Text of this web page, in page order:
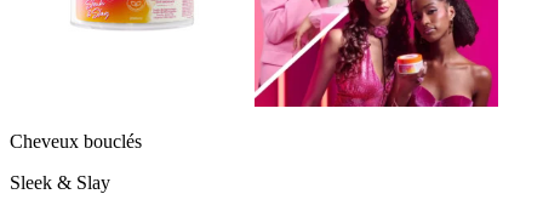
Cheveux bouclés
Sleek & Slay